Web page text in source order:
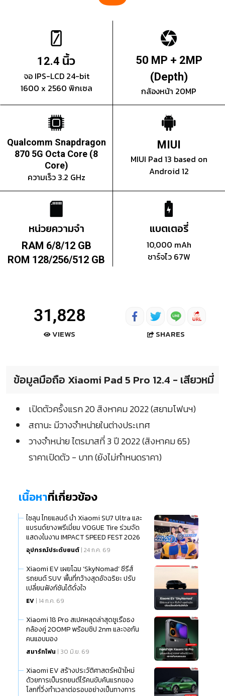
12.4 นิ้ว
จอ IPS-LCD 24-bit
1600 x 2560 พิกเซล
50 MP + 2MP
(Depth)
กล้องหน้า 20MP
Qualcomm Snapdragon
870 5G Octa Core (8
Core)
ความเร็ว 3.2 GHz
MIUI
MIUI Pad 13 based on
Android 12
หน่วยความจำ
RAM 6/8/12 GB
ROM 128/256/512 GB
แบตเตอรี่
10,000 mAh
ชาร์จไว 67W
31,828
VIEWS SHARES
ข้อมูลมือถือ Xiaomi Pad 5 Pro 12.4 - เสียวหมี่
เปิดตัวครั้งแรก 20 สิงหาคม 2022 (สยามโฟนฯ)
สถานะ มีวางจำหน่ายในต่างประเทศ
วางจำหน่าย ไตรมาสที่ 3 ปี 2022 (สิงหาคม 65)
ราคาเปิดตัว - บาท (ยังไม่กำหนดราคา)
เนื้อหาที่เกี่ยวข้อง
ไซลุน ไทยแลนด์ นำ Xiaomi SU7 Ultra และ
แบรนด์ยางพรีเมี่ยม VOGUE Tire ร่วมจัด
แสดงในงาน IMPACT SPEED FEST 2026
อุปกรณ์ประดับยนต์ | 24 ก.ค. 69
Xiaomi EV เผยโฉม ‘SkyNomad’ ซีรีส์
รถยนต์ SUV พื้นที่กว้างสุดอัจฉริยะ ปรับ
เปลี่ยนฟังก์ชันได้ดั่งใจ
EV | 14 ก.ค. 69
Xiaomi 18 Pro สเปคหลุดล่าสุดชูเรือธง
กล้องคู่ 200MP พร้อมชิป 2nm และจอกัน
คนแอบมอง
สมาร์ทโฟน | 30 มิ.ย. 69
Xiaomi EV สร้างประวัติศาสตร์หน้าใหม่
ด้วยการเป็นรถยนต์ไร้คนขับคันแรกของ
โลกที่วิ่งทำเวลาต่อรอบอย่างเป็นทางการ